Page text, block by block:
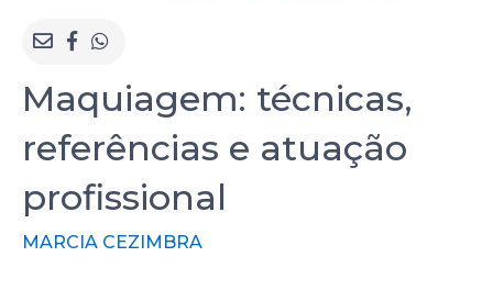
Maquiagem: técnicas,
referências e atuação
profissional
MARCIA CEZIMBRA